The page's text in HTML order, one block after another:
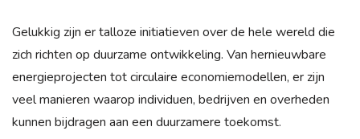
Gelukkig zijn er talloze initiatieven over de hele wereld die
zich richten op duurzame ontwikkeling. Van hernieuwbare
energieprojecten tot circulaire economiemodellen, er zijn
veel manieren waarop individuen, bedrijven en overheden
kunnen bijdragen aan een duurzamere toekomst.